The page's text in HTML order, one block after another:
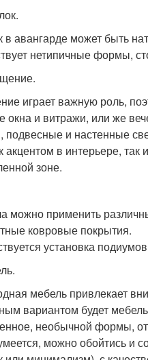
в авангарде может быть
нетипичные формы,
играет важную роль,
окна и витражи, или же
и настенные
акцентом в интерьере,
зоне.
можно применить
ковровые покрытия.
установка
мебель привлекает
вариантом будет
необычной формы,
можно обойтись и